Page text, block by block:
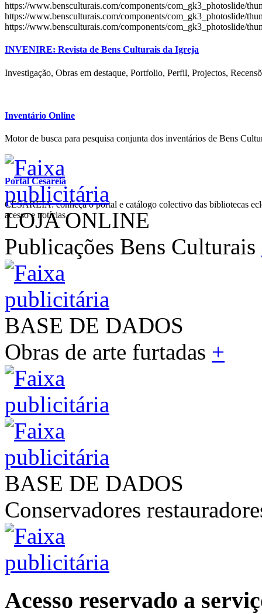
https://www.bensculturais.com/components/com_gk3_photoslide/
https://www.bensculturais.com/components/com_gk3_photoslide/
https://www.bensculturais.com/components/com_gk3_photoslide/
INVENIRE: Revista de Bens Culturais da Igreja
Investigação, Obras em destaque, Portfolio, Perfil, Projectos,
Inventário Online
Motor de busca para pesquisa conjunta dos inventários de Bens
Portal Cesareia
CESAREIA: conheça o portal e catálogo colectivo das bibliotecas
acesso e notícias
LOJA ONLINE
Publicações Bens Culturais
BASE DE DADOS
Obras de arte furtadas +
BASE DE DADOS
Conservadores
Acesso reservado a